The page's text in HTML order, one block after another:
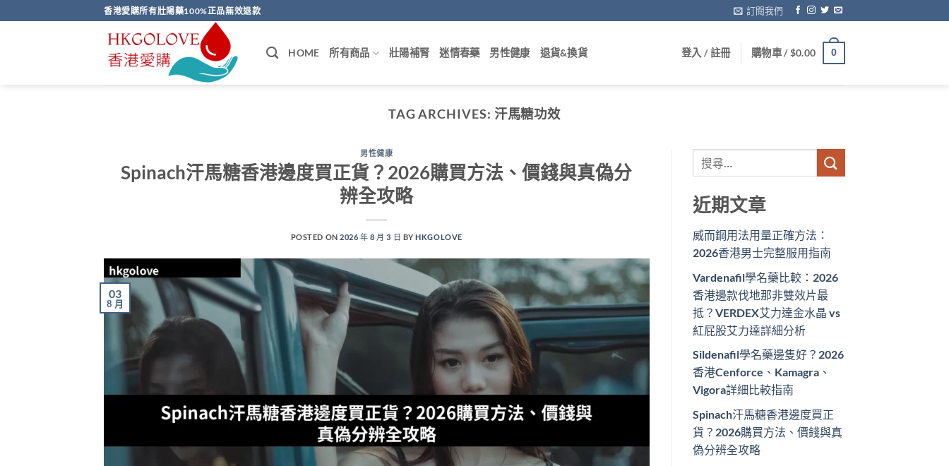
to
香港愛購所有壯陽藥100%正品無效退款 訂閱我們
HOME 所有商品 壯陽補腎 迷情春藥 男性健康 退貨&換貨 登入 / 註冊 購物車 /$0.00 0
TAG ARCHIVES: 汗馬糖功效
男性健康
Spinach汗馬糖香港邊度買正貨？2026購買方法、價錢與真偽分
辨全攻略
POSTED ON2026 年 8 月 3 日 BYHKGOLOVE
03
8 月
近期文章
威而鋼用法用量正確方法：
2026香港男士完整服用指南
Vardenafil學名藥比較：2026
香港邊款伐地那非雙效片最
抵？VERDEX艾力達金水晶 vs
紅屁股艾力達詳細分析
Sildenafil學名藥邊隻好？2026
香港Cenforce、Kamagra、
Vigora詳細比較指南
Spinach汗馬糖香港邊度買正
貨？2026購買方法、價錢與真
偽分辨全攻略